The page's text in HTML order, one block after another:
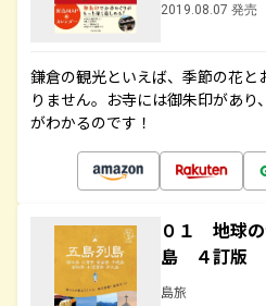
2019.08.07 発売
鎌倉の観光といえば、季節の花
りません。お寺には御朱印があ
がわかるのです！
０１ 地球
島 ４訂版
島旅